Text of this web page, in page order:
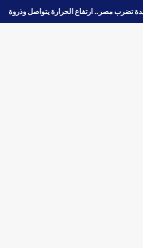
جديدة تضرب مصر.. ارتفاع الحرارة يتواصل